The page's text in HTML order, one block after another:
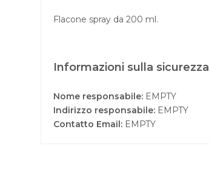
Flacone spray da 200 ml.
Informazioni sulla sicurezza
Nome responsabile: EMPTY
Indirizzo responsabile: EMPTY
Contatto Email: EMPTY